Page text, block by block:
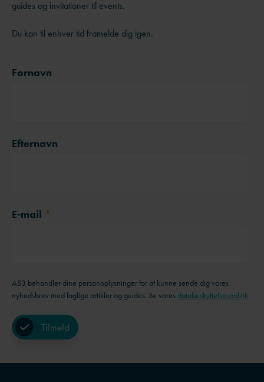
guides og invitationer til events.
Du kan til enhver tid framelde dig igen.
Fornavn
Efternavn
E-mail *
AS3 behandler dine personoplysninger for at kunne sende dig vores
nyhedsbrev med faglige artikler og guides. Se vores databeskyttelsespolitik